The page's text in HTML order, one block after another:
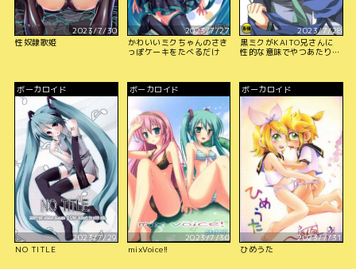
2023/7/30
性奴隷歌姫
2023/7/27
かわいいミクちゃんのさき
っぽケーキをたべるだけ
2023/7/28
黒ミクがKAITO兄さんに
性的な意味でやつあたりす
ボーカロイド
2023/7/29
NO TITLE
ボーカロイド
2023/7/30
mixVoice!!
ボーカロイド
2023/7/31
ひめうた